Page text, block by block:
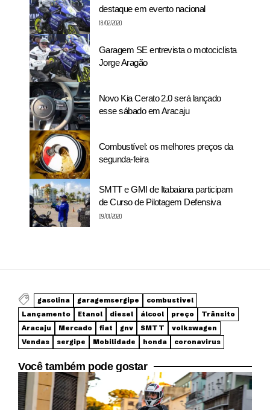
destaque em evento nacional
18/02/2020
Garagem SE entrevista o motociclista
Jorge Aragão
Novo Kia Cerato 2.0 será lançado
esse sábado em Aracaju
Combustível: os melhores preços da
segunda-feira
SMTT e GMI de Itabaiana participam
de Curso de Pilotagem Defensiva
09/01/2020
gasolina garagemsergipe
combustivel
Lançamento
Etanol diesel álcool preço
Trânsito
Aracaju
Mercado fiat gnv SMTT
volkswagen
Vendas
sergipe Mobilidade honda coronavirus
Você também pode gostar